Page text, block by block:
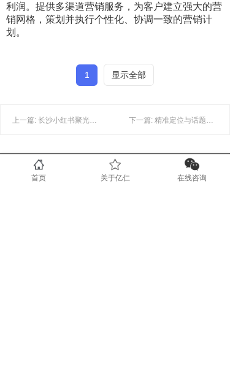
利润。提供多渠道营销服务，为客户建立强大的营
销网格，策划并执行个性化、协调一致的营销计
划。
1 显示全部
上一篇: 长沙小红书聚光投放避坑全攻略：三个“坑”你别踩！
联系我们
首页 关于亿仁 在线咨询